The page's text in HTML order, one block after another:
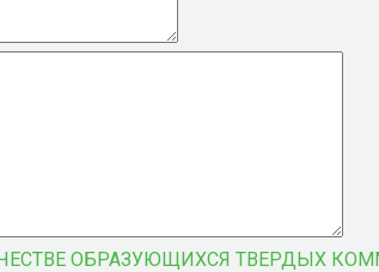
ОБРАЗУЮЩИХСЯ ТВЕРДЫХ